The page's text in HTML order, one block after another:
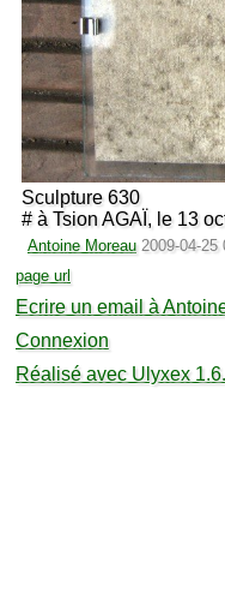
Sculpture 630
# à Tsion AGAÏ, le 13
Antoine Moreau 2009-04-25
page url
Ecrire un email à
Connexion
Réalisé avec Ulyxex